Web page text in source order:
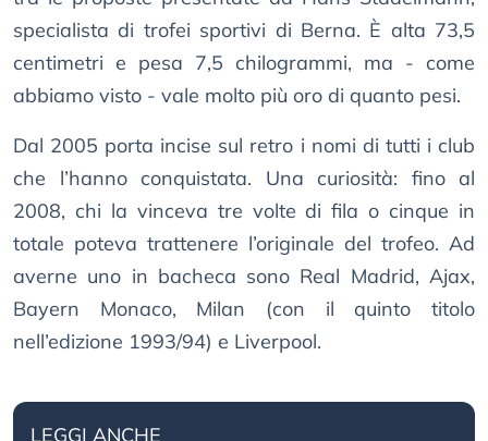
specialista di trofei sportivi di Berna. È alta 73,5
centimetri e pesa 7,5 chilogrammi, ma - come
abbiamo visto - vale molto più oro di quanto pesi.
Dal 2005 porta incise sul retro i nomi di tutti i club
che l’hanno conquistata. Una curiosità: fino al
2008, chi la vinceva tre volte di fila o cinque in
totale poteva trattenere l’originale del trofeo. Ad
averne uno in bacheca sono Real Madrid, Ajax,
Bayern Monaco, Milan (con il quinto titolo
nell’edizione 1993/94) e Liverpool.
LEGGI ANCHE